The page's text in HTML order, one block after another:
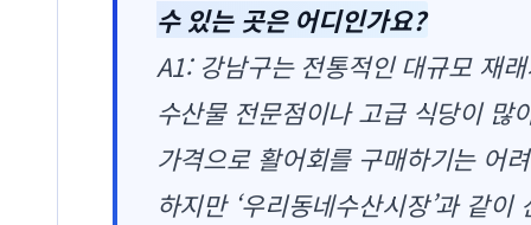
수 있는 곳은 어디인가요?
A1: 강남구는 전통적인 대규모 재
수산물 전문점이나 고급 식당이 많
가격으로 활어회를 구매하기는 어
하지만 ‘우리동네수산시장’과 같이